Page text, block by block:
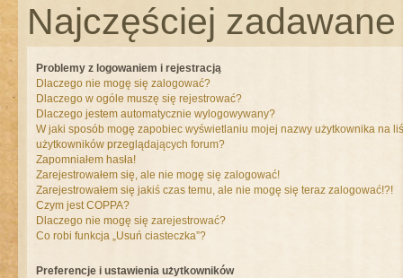
Najczęściej
Problemy z logowaniem i rejestracją
Dlaczego nie mogę się zalogować?
Dlaczego w ogóle muszę się rejestrować?
Dlaczego jestem automatycznie wylogowywany?
W jaki sposób mogę zapobiec wyświetlaniu mojej nazwy użytkownika na
użytkowników przeglądających forum?
Zapomniałem hasła!
Zarejestrowałem się, ale nie mogę się zalogować!
Zarejestrowałem się jakiś czas temu, ale nie mogę się teraz zalogować!?!
Czym jest COPPA?
Dlaczego nie mogę się zarejestrować?
Co robi funkcja „Usuń ciasteczka”?
Preferencje i ustawienia użytkowników